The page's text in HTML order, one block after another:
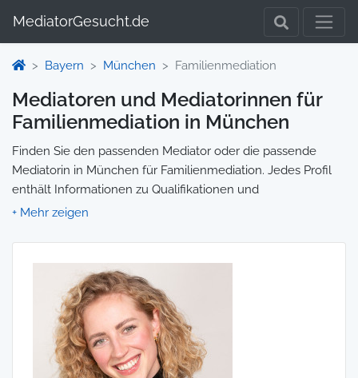
MediatorGesucht.de
Bayern München Familienmediation
Mediatoren und Mediatorinnen für
Familienmediation in München
Finden Sie den passenden Mediator oder die passende
Mediatorin in München für Familienmediation. Jedes Profil
enthält Informationen zu Qualifikationen und
Spezialisierungen, sodass Sie gezielt die richtige Person für
Wir selbst vermitteln keine Mediationen, sondern stellen die
Plattform zur Verfügung, um Ihnen die Suche zu erleichtern.